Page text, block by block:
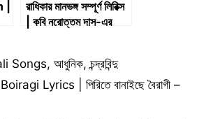
রাধিকার মানভঙ্গ সম্পূর্ণ লিরিক্স
| কবি নরোত্তম দাস-এর
Songs,আধুনিক,চন্দ্রবিন্দু
Lyrics | পিরিতে বানাইছে বৈরাগী –